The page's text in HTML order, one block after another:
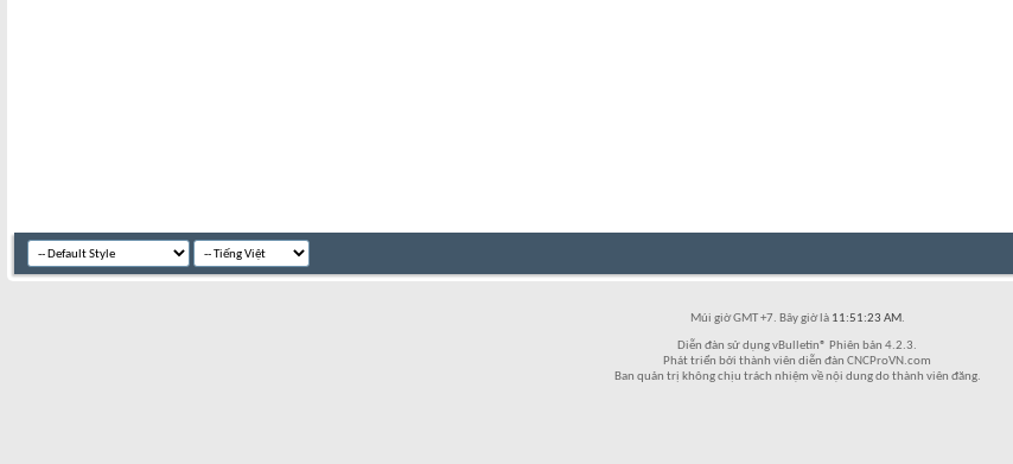
Múi giờ GMT +7. Bây giờ là 11:51:23 AM.
Diễn đàn sử dụng vBulletin® Phiên bản 4.2.3.
Phát triển bởi thành viên diễn đàn CNCProVN.com
Ban quản trị không chịu trách nhiệm về nội dung do thành viên đăng.